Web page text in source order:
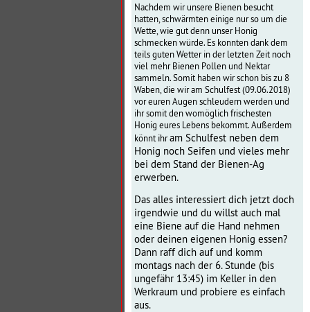
Nachdem wir unsere Bienen besucht
hatten, schwärmten einige nur so um die
Wette, wie gut denn unser Honig
schmecken würde. Es konnten dank dem
teils guten Wetter in der letzten Zeit noch
viel mehr Bienen Pollen und Nektar
sammeln. Somit haben wir schon bis zu 8
Waben, die wir am Schulfest (09.06.2018)
vor euren Augen schleudern werden und
ihr somit den womöglich frischesten
Honig eures Lebens bekommt. Außerdem
könnt ihram Schulfest neben dem
Honig noch Seifen und vieles mehr
bei dem Stand der Bienen-Ag
erwerben.
Das alles interessiert dich jetzt doch
irgendwie und du willst auch mal
eine Biene auf die Hand nehmen
oder deinen eigenen Honig essen?
Dann raff dich auf und komm
montags nach der 6. Stunde (bis
ungefähr 13:45) im Keller in den
Werkraum und probiere es einfach
aus.